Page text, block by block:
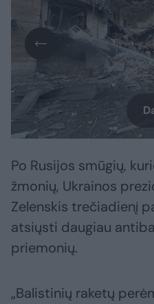
Po Rusijos smūgių,
žmonių, Ukrainos
Zelenskis trečiadienį
atsiųsti daugiau
priemonių.
„Balistinių raketų